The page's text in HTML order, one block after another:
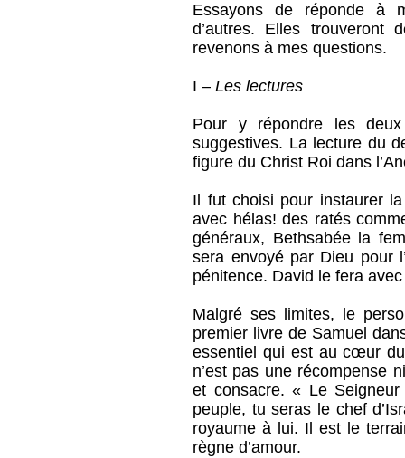
Essayons de réponde à
d’autres. Elles trouveront
revenons à mes questions.
I – Les lectures
Pour y répondre les
suggestives. La lecture du
figure du Christ Roi dans
Il fut choisi pour instaurer
avec hélas! des ratés
généraux, Bethsabée la
sera envoyé par Dieu pour
pénitence. David le fera
Malgré ses limites, le
premier livre de Samuel
essentiel qui est au cœur
n’est pas une récompense
et consacre. « Le Seigneur
peuple, tu seras le chef
royaume à lui. Il est le
règne d’amour.